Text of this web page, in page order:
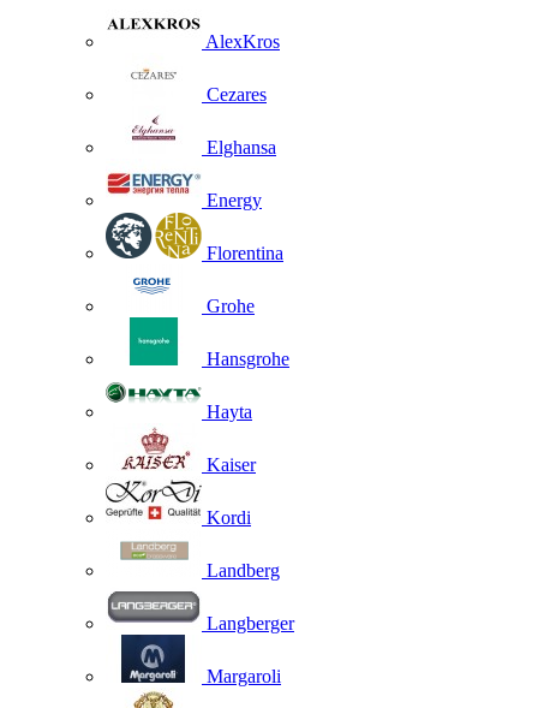
AlexKros
Cezares
Elghansa
Energy
Florentina
Grohe
Hansgrohe
Hayta
Kaiser
Kordi
Landberg
Langberger
Margaroli